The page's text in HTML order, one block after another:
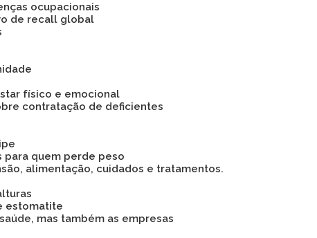
ocupacionais
de recall global
físico e emocional
contratação de deficientes
para quem perde peso
alimentação, cuidados e tratamentos.
estomatite
mas também as empresas